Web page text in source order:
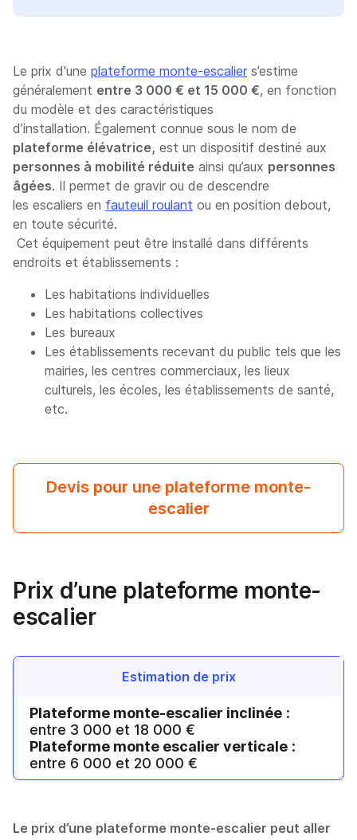
Le prix d'une plateforme monte-escalier s’estime
généralement entre 3 000 € et 15 000 €, en fonction
du modèle et des caractéristiques
d’installation. Également connue sous le nom de
plateforme élévatrice, est un dispositif destiné aux
personnes à mobilité réduite ainsi qu’aux personnes
âgées. Il permet de gravir ou de descendre
les escaliers en fauteuil roulant ou en position debout,
en toute sécurité.
Cet équipement peut être installé dans différents
endroits et établissements :
Les habitations individuelles
Les habitations collectives
Les bureaux
Les établissements recevant du public tels que les
mairies, les centres commerciaux, les lieux
culturels, les écoles, les établissements de santé,
etc.
Devis pour une plateforme monte-
escalier
Prix d’une plateforme monte-
escalier
Estimation de prix
Plateforme monte-escalier inclinée :
entre 3 000 et 18 000 €
Plateforme monte escalier verticale :
entre 6 000 et 20 000 €
Le prix d’une plateforme monte-escalier peut aller